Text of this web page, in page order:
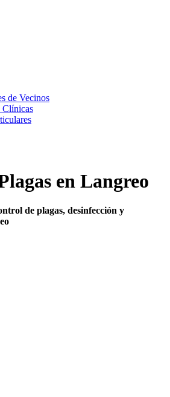
de Vecinos
Clínicas
en Langreo
de plagas, desinfección y